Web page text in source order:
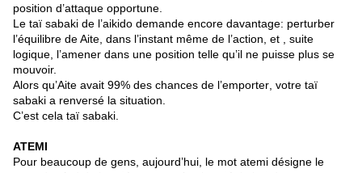
position d’attaque opportune.
Le taï sabaki de l’aikido demande encore davantage: perturber
l’équilibre de Aite, dans l’instant même de l’action, et , suite
logique, l’amener dans une position telle qu’il ne puisse plus se
mouvoir.
Alors qu’Aite avait 99% des chances de l’emporter, votre taï
sabaki a renversé la situation.
C’est cela taï sabaki.
ATEMI
Pour beaucoup de gens, aujourd’hui, le mot atemi désigne le